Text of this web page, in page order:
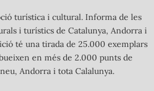
turística i cultural. Informa de les
i turístics de Catalunya, Andorra i
té una tirada de 25.000 exemplars
en més de 2.000 punts de
Andorra i tota Calalunya.